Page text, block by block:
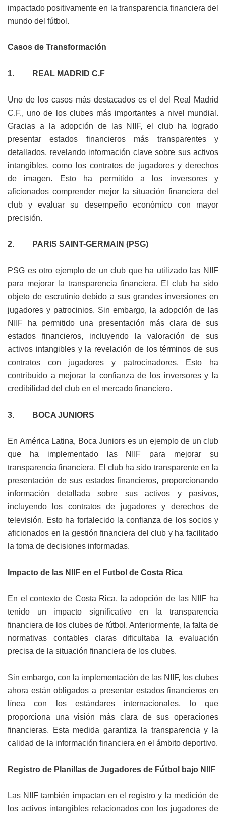
impactado positivamente en la transparencia financiera del
mundo del fútbol.
Casos de Transformación
1. REAL MADRID C.F
Uno de los casos más destacados es el del Real Madrid
C.F., uno de los clubes más importantes a nivel mundial.
Gracias a la adopción de las NIIF, el club ha logrado
presentar estados financieros más transparentes y
detallados, revelando información clave sobre sus activos
intangibles, como los contratos de jugadores y derechos
de imagen. Esto ha permitido a los inversores y
aficionados comprender mejor la situación financiera del
club y evaluar su desempeño económico con mayor
precisión.
2. PARIS SAINT-GERMAIN (PSG)
PSG es otro ejemplo de un club que ha utilizado las NIIF
para mejorar la transparencia financiera. El club ha sido
objeto de escrutinio debido a sus grandes inversiones en
jugadores y patrocinios. Sin embargo, la adopción de las
NIIF ha permitido una presentación más clara de sus
estados financieros, incluyendo la valoración de sus
activos intangibles y la revelación de los términos de sus
contratos con jugadores y patrocinadores. Esto ha
contribuido a mejorar la confianza de los inversores y la
credibilidad del club en el mercado financiero.
3. BOCA JUNIORS
En América Latina, Boca Juniors es un ejemplo de un club
que ha implementado las NIIF para mejorar su
transparencia financiera. El club ha sido transparente en la
presentación de sus estados financieros, proporcionando
información detallada sobre sus activos y pasivos,
incluyendo los contratos de jugadores y derechos de
televisión. Esto ha fortalecido la confianza de los socios y
aficionados en la gestión financiera del club y ha facilitado
la toma de decisiones informadas.
Impacto de las NIIF en el Futbol de Costa Rica
En el contexto de Costa Rica, la adopción de las NIIF ha
tenido un impacto significativo en la transparencia
financiera de los clubes de fútbol. Anteriormente, la falta de
normativas contables claras dificultaba la evaluación
precisa de la situación financiera de los clubes.
Sin embargo, con la implementación de las NIIF, los clubes
ahora están obligados a presentar estados financieros en
línea con los estándares internacionales, lo que
proporciona una visión más clara de sus operaciones
financieras. Esta medida garantiza la transparencia y la
calidad de la información financiera en el ámbito deportivo.
Registro de Planillas de Jugadores de Fútbol bajo NIIF
Las NIIF también impactan en el registro y la medición de
los activos intangibles relacionados con los jugadores de